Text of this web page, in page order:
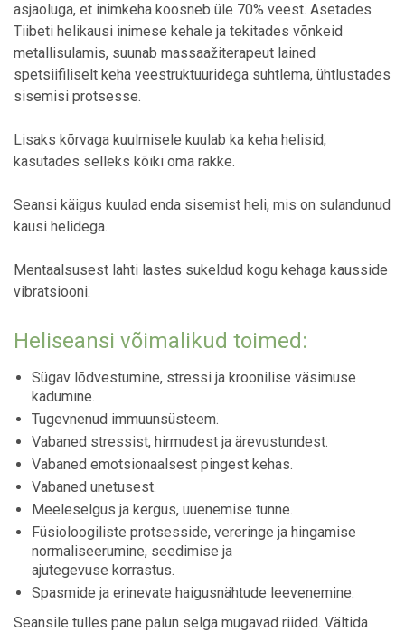
asjaoluga, et inimkeha koosneb üle 70% veest. Asetades
Tiibeti helikausi inimese kehale ja tekitades võnkeid
metallisulamis, suunab massaažiterapeut lained
spetsiifiliselt keha veestruktuuridega suhtlema, ühtlustades
sisemisi protsesse.
Lisaks kõrvaga kuulmisele kuulab ka keha helisid,
kasutades selleks kõiki oma rakke.
Seansi käigus kuulad enda sisemist heli, mis on sulandunud
kausi helidega.
Mentaalsusest lahti lastes sukeldud kogu kehaga kausside
vibratsiooni.
Heliseansi võimalikud toimed:
Sügav lõdvestumine, stressi ja kroonilise väsimuse
kadumine.
Tugevnenud immuunsüsteem.
Vabaned stressist, hirmudest ja ärevustundest.
Vabaned emotsionaalsest pingest kehas.
Vabaned unetusest.
Meeleselgus ja kergus, uuenemise tunne.
Füsioloogiliste protsesside, vereringe ja hingamise
normaliseerumine, seedimise ja
ajutegevuse korrastus.
Spasmide ja erinevate haigusnähtude leevenemine.
Seansile tulles pane palun selga mugavad riided. Vältida